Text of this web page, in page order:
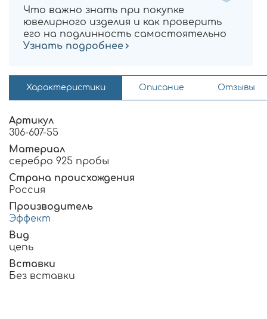
Что важно знать при покупке
ювелирного изделия и как проверить
его на подлинность самостоятельно
Узнать подробнее
Характеристики Описание Отзывы
Артикул
306-607-55
Материал
серебро 925 пробы
Страна происхождения
Россия
Производитель
Эффект
Вид
цепь
Вставки
Без вставки